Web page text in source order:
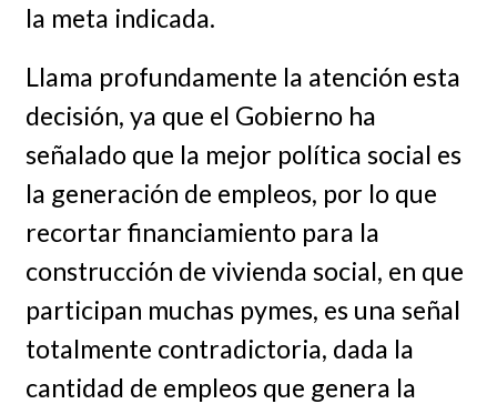
la meta indicada.
Llama profundamente la atención esta
decisión, ya que el Gobierno ha
señalado que la mejor política social es
la generación de empleos, por lo que
recortar financiamiento para la
construcción de vivienda social, en que
participan muchas pymes, es una señal
totalmente contradictoria, dada la
cantidad de empleos que genera la